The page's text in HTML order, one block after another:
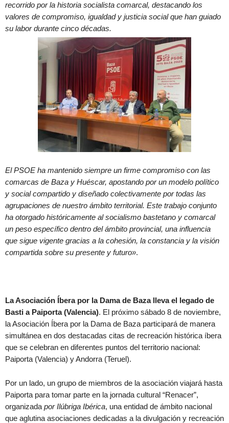
recorrido por la historia socialista comarcal, destacando los
valores de compromiso, igualdad y justicia social que han guiado
su labor durante cinco décadas.
El PSOE ha mantenido siempre un firme compromiso con las
comarcas de Baza y Huéscar, apostando por un modelo político
y social compartido y diseñado colectivamente por todas las
agrupaciones de nuestro ámbito territorial. Este trabajo conjunto
ha otorgado históricamente al socialismo bastetano y comarcal
un peso específico dentro del ámbito provincial, una influencia
que sigue vigente gracias a la cohesión, la constancia y la visión
compartida sobre su presente y futuro».
La Asociación Íbera por la Dama de Baza lleva el legado de
Basti a Paiporta (Valencia). El próximo sábado 8 de noviembre,
la Asociación Íbera por la Dama de Baza participará de manera
simultánea en dos destacadas citas de recreación histórica íbera
que se celebran en diferentes puntos del territorio nacional:
Paiporta (Valencia) y Andorra (Teruel).
Por un lado, un grupo de miembros de la asociación viajará hasta
Paiporta para tomar parte en la jornada cultural “Renacer”,
organizada por Ilúbriga Ibérica, una entidad de ámbito nacional
que aglutina asociaciones dedicadas a la divulgación y recreación